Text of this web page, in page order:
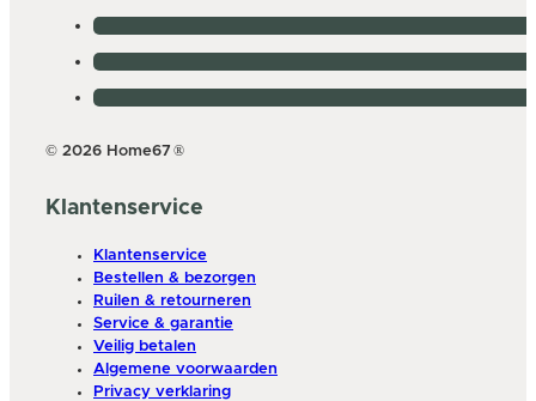
© 2026 Home67 ®
Klantenservice
Klantenservice
Bestellen & bezorgen
Ruilen & retourneren
Service & garantie
Veilig betalen
Algemene voorwaarden
Privacy verklaring